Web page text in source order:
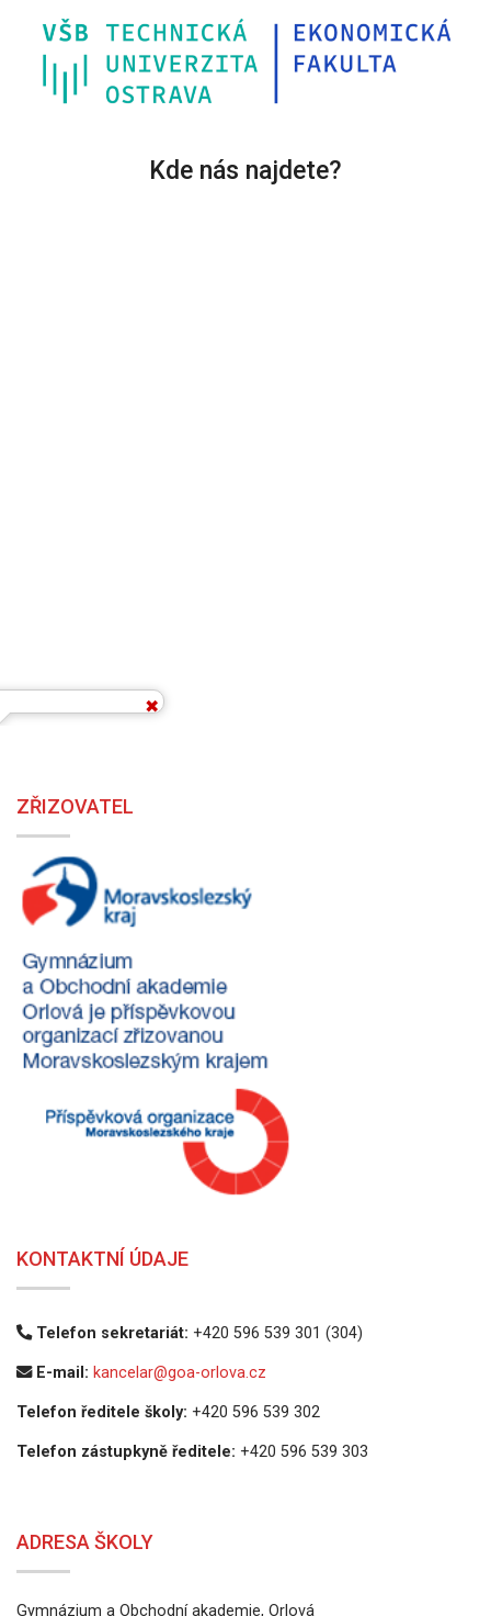
Kde nás najdete?
ZŘIZOVATEL
KONTAKTNÍ ÚDAJE
Telefon sekretariát: +420 596 539 301 (304)
E-mail: kancelar@goa-orlova.cz
Telefon ředitele školy: +420 596 539 302
Telefon zástupkyně ředitele: +420 596 539 303
ADRESA ŠKOLY
Gymnázium a Obchodní akademie, Orlová